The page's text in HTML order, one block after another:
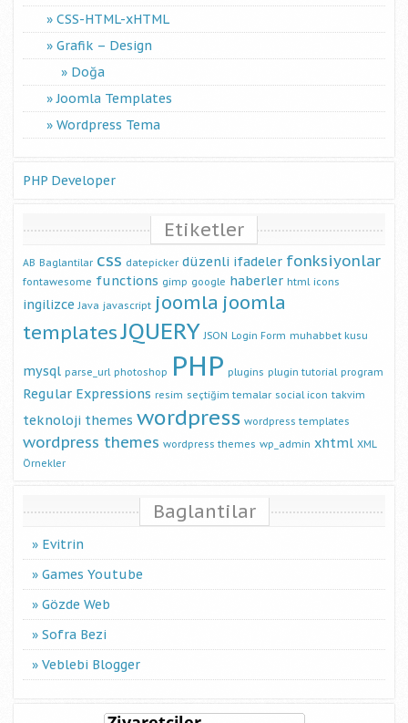
CSS-HTML-xHTML
Grafik – Design
Doğa
Joomla Templates
Wordpress Tema
PHP Developer
Etiketler
AB Baglantilar css datepicker düzenli ifadeler fonksiyonlar
fontawesome functions gimp google haberler html icons
ingilizce Java javascript joomla joomla
templatesJQUERY JSON Login Form muhabbet kusu
mysql parse_url photoshop PHP plugins plugin tutorial program
Regular Expressions resim seçtiğim temalar social icon takvim
teknoloji themes wordpress wordpress templates
wordpress themes wordpress themes wp_admin xhtml XML
Örnekler
Baglantilar
Evitrin
Games Youtube
Gözde Web
Sofra Bezi
Veblebi Blogger